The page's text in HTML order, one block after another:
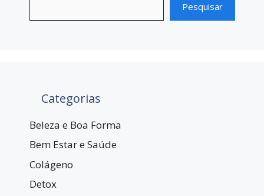
Pesquisar
Categorias
Beleza e Boa Forma
Bem Estar e Saúde
Colágeno
Detox